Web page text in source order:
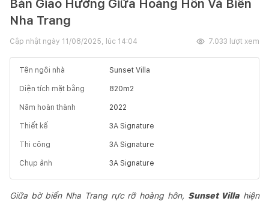
Bản Giao Hưởng Giữa Hoàng Hôn Và Biển
Nha Trang
Cập nhật ngày 11/08/2025, lúc 14:04 7.033 lượt xem
Tên ngôi nhà Sunset Villa
Diện tích mặt bằng 820m2
Năm hoàn thành 2022
Thiết kế 3A Signature
Thi công 3A Signature
Chụp ảnh 3A Signature
Giữa bờ biển Nha Trang rực rỡ hoàng hôn, Sunset Villa hiện